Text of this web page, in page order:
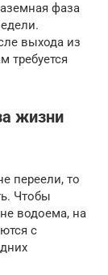
фаза
выхода из
требуется
жизни
переели, то
Чтобы
водоема, на
с